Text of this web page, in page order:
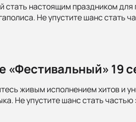
настоящим праздником для
Не упустите шанс стать
«Фестивальный» 19
живым исполнением хитов и
Не упустите шанс стать частью